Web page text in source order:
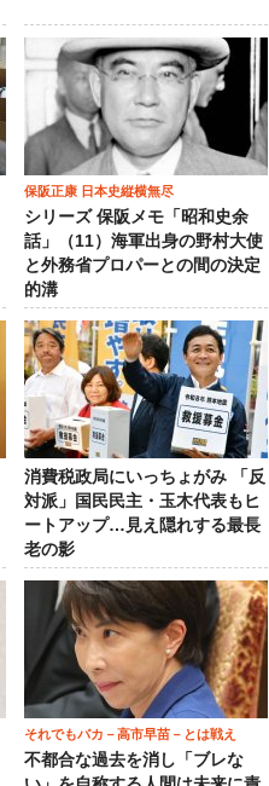
保阪正康 日本史縦横無尽
シリーズ 保阪メモ「昭和史余
話」（11）海軍出身の野村大使
と外務省プロパーとの間の決定
的溝
消費税政局にいっちょがみ 「反
対派」国民民主・玉木代表もヒ
ートアップ…見え隠れする最長
老の影
それでもバカ－高市早苗－とは戦え
不都合な過去を消し「ブレな